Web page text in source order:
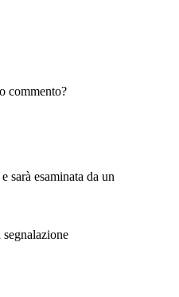
commento?
sarà esaminata da un